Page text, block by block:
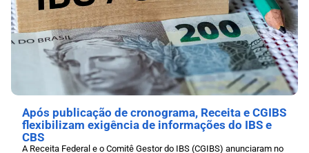
Após publicação de cronograma, Receita e CGIBS
flexibilizam exigência de informações do IBS e
CBS
A Receita Federal e o Comitê Gestor do IBS (CGIBS) anunciaram no